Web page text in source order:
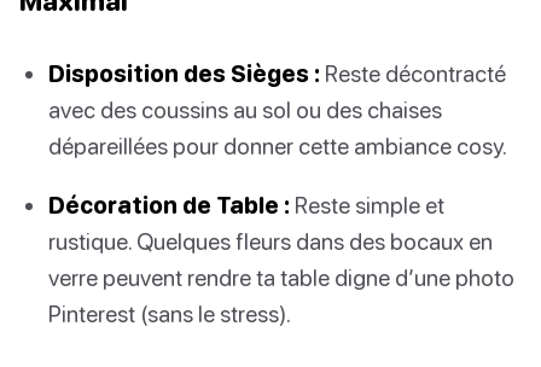
Disposition des Sièges : Reste décontracté
avec des coussins au sol ou des chaises
dépareillées pour donner cette ambiance cosy.
Décoration de Table : Reste simple et
rustique. Quelques fleurs dans des bocaux en
verre peuvent rendre ta table digne d’une photo
Pinterest (sans le stress).